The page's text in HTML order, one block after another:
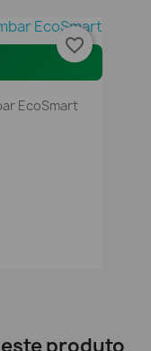
EcoSmart
favorite_border